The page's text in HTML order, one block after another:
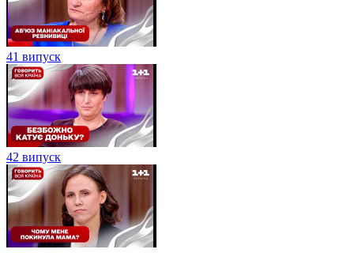
41 випуск
42 випуск